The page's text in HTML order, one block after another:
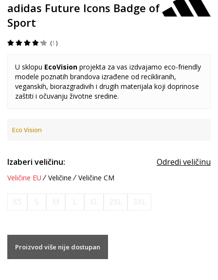
adidas Future Icons Badge of
Sport
1
U sklopu EcoVision projekta za vas izdvajamo eco-friendly
modele poznatih brandova izrađene od recikliranih,
veganskih, biorazgradivih i drugih materijala koji doprinose
zaštiti i očuvanju životne sredine.
Eco Vision
Izaberi veličinu: Odredi veličinu
Veličine EU Veličine Veličine CM
Proizvod više nije dostupan